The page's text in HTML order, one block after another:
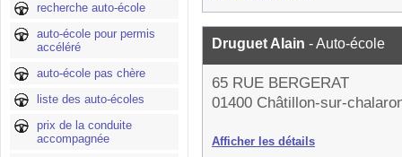
recherche auto-école
auto-école pour permis
accéléré
auto-école pas chère
liste des auto-écoles
prix de la conduite
accompagnée
Druguet Alain - Auto-école
65 RUE BERGERAT
01400 Châtillon-sur-
Afficher les détails